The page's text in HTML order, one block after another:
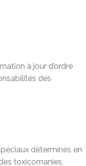
à jour d’ordre
des
déterminés en
toxicomanies,